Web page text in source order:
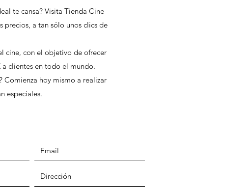
te cansa? Visita Tienda Cine
precios, a tan sólo unos clics de
cine, con el objetivo de ofrecer
clientes en todo el mundo.
Comienza hoy mismo a realizar
especiales.